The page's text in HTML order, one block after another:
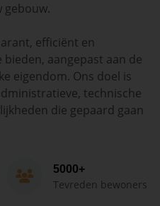
gebouw.
efficiënt en
aangepast aan de
eigendom. Ons doel is
technische
die gepaard gaan
5000+
Tevreden bewoners